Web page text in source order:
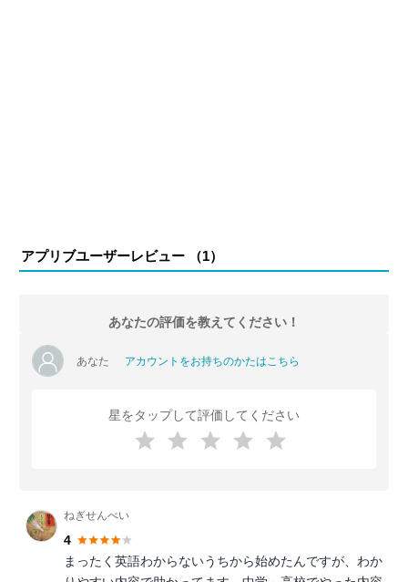
アプリブユーザーレビュー （1）
あなたの評価を教えてください！
あなた アカウントをお持ちのかたはこちら
星をタップして評価してください
ねぎせんべい
4
まったく英語わからないうちから始めたんですが、わか